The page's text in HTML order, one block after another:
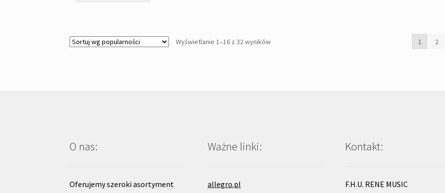
Wyświetlanie 1–16 z 32 wynikówPosortowane
1 2
O nas:
Oferujemy szeroki asortyment
Ważne linki:
allegro.pl
Kontakt:
F.H.U. RENE MUSIC